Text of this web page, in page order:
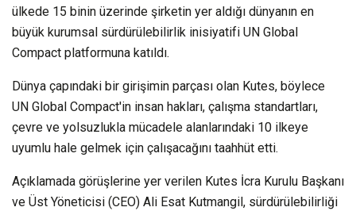
ülkede 15 binin üzerinde şirketin yer aldığı dünyanın en
büyük kurumsal sürdürülebilirlik inisiyatifi UN Global
Compact platformuna katıldı.
Dünya çapındaki bir girişimin parçası olan Kutes, böylece
UN Global Compact'in insan hakları, çalışma standartları,
çevre ve yolsuzlukla mücadele alanlarındaki 10 ilkeye
uyumlu hale gelmek için çalışacağını taahhüt etti.
Açıklamada görüşlerine yer verilen Kutes İcra Kurulu Başkanı
ve Üst Yöneticisi (CEO) Ali Esat Kutmangil, sürdürülebilirliği